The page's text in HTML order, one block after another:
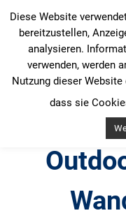
Inhalt
springen
Diese Website
bereitzustellen,
analysieren.
verwenden, werden
Nutzung dieser
dass sie